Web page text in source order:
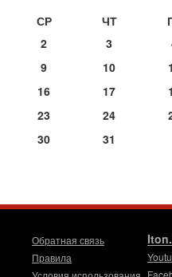
СР ЧТ
2 3
9 10
16 17
23 24
30 31
Обратная связь
Правила